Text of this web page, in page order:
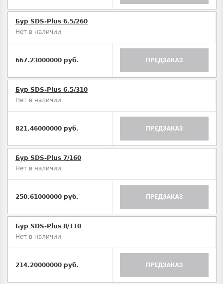
Бур SDS-Plus 6.5/260
Нет в наличии
667.23000000 руб. ПРЕДЗАКАЗ
Бур SDS-Plus 6.5/310
Нет в наличии
821.46000000 руб. ПРЕДЗАКАЗ
Бур SDS-Plus 7/160
Нет в наличии
250.61000000 руб. ПРЕДЗАКАЗ
Бур SDS-Plus 8/110
Нет в наличии
214.20000000 руб. ПРЕДЗАКАЗ